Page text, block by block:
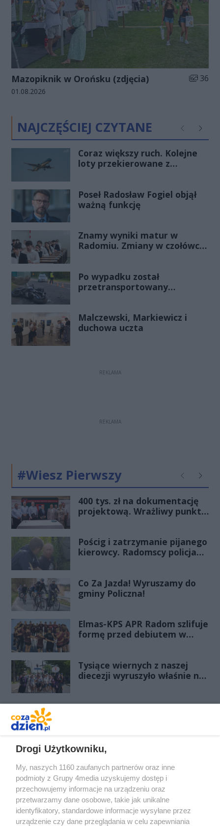
Mazopiknik w Orońsku (zdjęcia) Liczba
36
Data dodania galerii:
01.08.2026
NAJCZĘŚCIEJ CZYTANE Poprzednie
Coraz większy ruch. Kolejne
loty przekierowane z
Poseł Radosław Fogiel objął
ważną funkcję
Znamy wyniki matur w
Radomiu. Zmiany w czołówce
Po wypadku został
przetransportowany
Malczewski, Markiewicz i
duchowa uczta
REKLAMA
REKLAMA
#Wiesz Pierwszy Poprzednie
400 tys. zł na dokumentację
projektową. Wrażliwy punkt
Pościg i zatrzymanie pijanego
kierowcy. Radomscy policjanci
Co Za Jazda! Wyruszamy do
gminy Policzna!
Elmas-KPS APR Radom szlifuje
formę przed debiutem w
Tysiące wiernych z naszej
diecezji wyruszyło właśnie na
Drogi Użytkowniku,
My, naszych 1160 zaufanych partnerów oraz inne
podmioty z Grupy 4media uzyskujemy dostęp i
przechowujemy informacje na urządzeniu oraz
przetwarzamy dane osobowe, takie jak unikalne
identyfikatory, standardowe informacje wysyłane przez
urządzenie czy dane przeglądania w celu zapewniania